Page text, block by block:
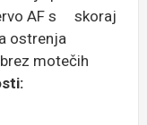
AF s skoraj
ostrenja
motečih